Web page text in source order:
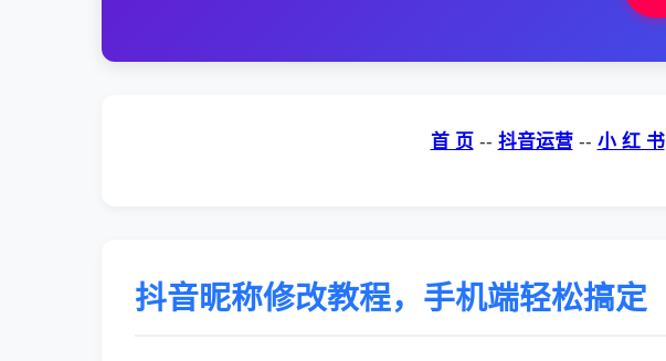
首 页 -- 抖音运营 -- 小 红 书
抖音昵称修改教程，手机端轻松搞定